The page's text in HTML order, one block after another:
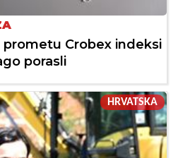
Crobex indeksi
porasli
HRVATSKA